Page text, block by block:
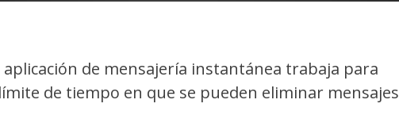
aplicación de mensajería instantánea trabaja para
de tiempo en que se pueden eliminar mensajes